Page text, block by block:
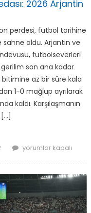
2026 Arjantin
perdesi, futbol tarihine
oldu. Arjantin ve
futbolseverleri
son ana kadar
az bir süre kala
1-0 mağlup ayrılarak
kaldı. Karşılaşmanın
[…]
Yıldız
Vedası:
2026
Arjantin
yorumlar kapalı